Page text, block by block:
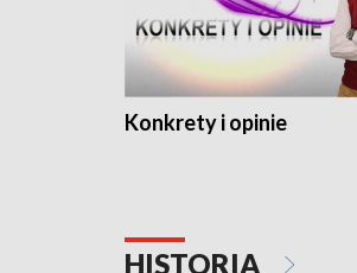
Konkrety i opinie
HISTORIA